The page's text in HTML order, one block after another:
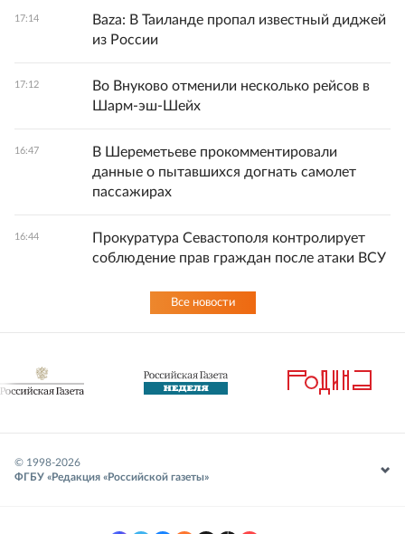
17:14
Baza: В Таиланде пропал известный диджей
из России
17:12
Во Внуково отменили несколько рейсов в
Шарм-эш-Шейх
16:47
В Шереметьеве прокомментировали
данные о пытавшихся догнать самолет
пассажирах
16:44
Прокуратура Севастополя контролирует
соблюдение прав граждан после атаки ВСУ
Все новости
© 1998-2026
ФГБУ «Редакция «Российской газеты»